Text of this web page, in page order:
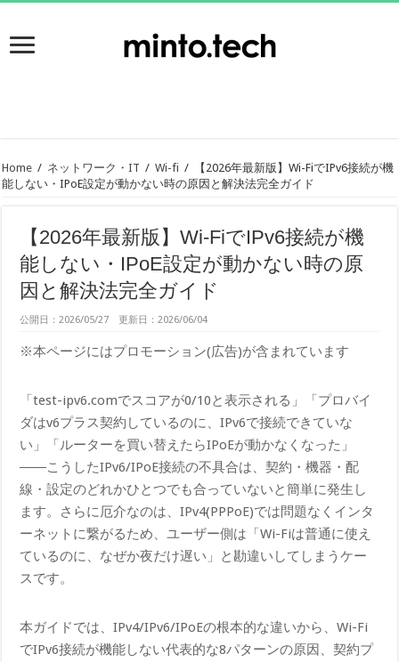
Home / ネットワーク・IT / Wi-fi /
【2026年最新版】Wi-FiでIPv6接続が機
能しない・IPoE設定が動かない時の原因と解決法完全ガイド
【2026年最新版】Wi-FiでIPv6接続が機
能しない・IPoE設定が動かない時の原
因と解決法完全ガイド
公開日：2026/05/27 更新日：2026/06/04
※本ページにはプロモーション(広告)が含まれています
「test-ipv6.comでスコアが0/10と表示される」「プロバイ
ダはv6プラス契約しているのに、IPv6で接続できていな
い」「ルーターを買い替えたらIPoEが動かなくなった」
――こうしたIPv6/IPoE接続の不具合は、契約・機器・配
線・設定のどれかひとつでも合っていないと簡単に発生し
ます。さらに厄介なのは、IPv4(PPPoE)では問題なくインタ
ーネットに繋がるため、ユーザー側は「Wi-Fiは普通に使え
ているのに、なぜか夜だけ遅い」と勘違いしてしまうケー
スです。
本ガイドでは、IPv4/IPv6/IPoEの根本的な違いから、Wi-Fi
でIPv6接続が機能しない代表的な8パターンの原因、契約プ